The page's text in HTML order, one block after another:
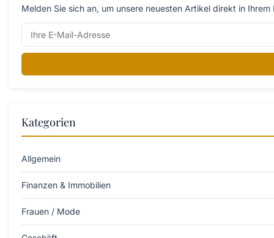
Melden Sie sich an, um unsere neuesten Artikel direkt in
Kategorien
Allgemein
Finanzen & Immobilien
Frauen / Mode